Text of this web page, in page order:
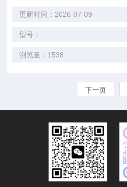
更新时间：2026-07-09
型号：
浏览量：1538
下一页